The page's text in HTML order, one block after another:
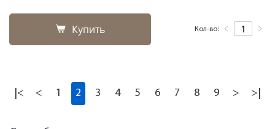
Купить Кол-во:
|< < 1 2 3 4 5 6 7 8 9 > >|